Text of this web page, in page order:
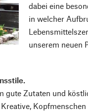
dabei eine
in welcher
unserem neuen
Zutaten und